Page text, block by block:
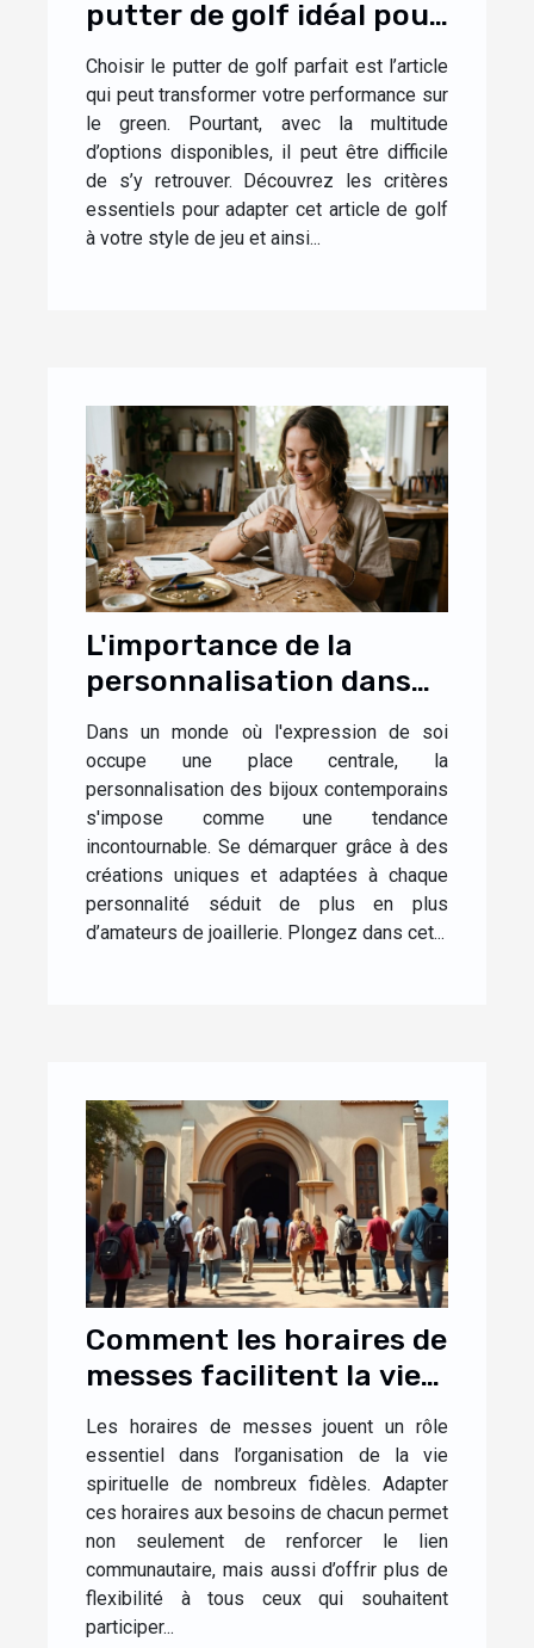
putter de golf idéal pour
votre style de jeu ?
Choisir le putter de golf parfait est l’article
qui peut transformer votre performance sur
le green. Pourtant, avec la multitude
d’options disponibles, il peut être difficile
de s’y retrouver. Découvrez les critères
essentiels pour adapter cet article de golf
à votre style de jeu et ainsi...
L'importance de la
personnalisation dans
les bijoux
contemporains
Dans un monde où l'expression de soi
occupe une place centrale, la
personnalisation des bijoux contemporains
s'impose comme une tendance
incontournable. Se démarquer grâce à des
créations uniques et adaptées à chaque
personnalité séduit de plus en plus
d’amateurs de joaillerie. Plongez dans cet...
Comment les horaires de
messes facilitent la vie
des fidèles ?
Les horaires de messes jouent un rôle
essentiel dans l’organisation de la vie
spirituelle de nombreux fidèles. Adapter
ces horaires aux besoins de chacun permet
non seulement de renforcer le lien
communautaire, mais aussi d’offrir plus de
flexibilité à tous ceux qui souhaitent
participer...